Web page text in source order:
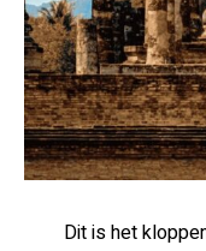
Dit is het